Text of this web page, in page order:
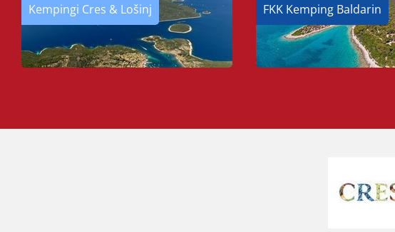
Kempingi Cres & Lošinj FKK Kemping Baldarin